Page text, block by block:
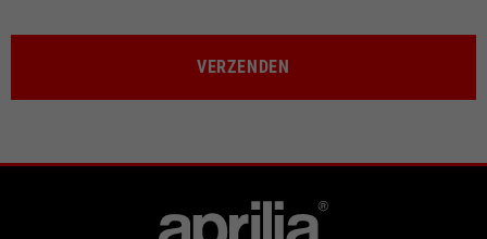
VERZENDEN